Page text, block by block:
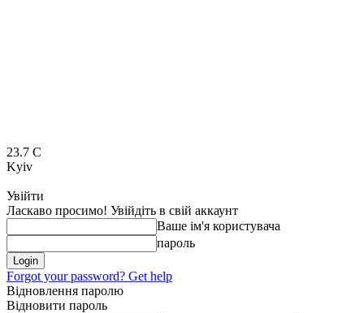
23.7 C
Kyiv
Увійти
Ласкаво просимо! Увійдіть в свій аккаунт
Ваше ім'я користувача
пароль
Forgot your password? Get help
Відновлення паролю
Відновити пароль